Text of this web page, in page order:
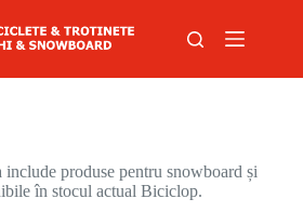
produse pentru snowboard și
în stocul actual Biciclop.